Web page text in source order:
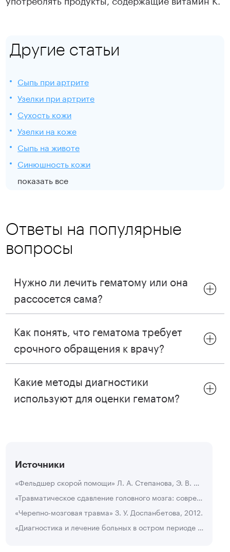
Другие статьи
Сыпь при артрите
Узелки при артрите
Сухость кожи
Узелки на коже
Сыпь на животе
Синюшность кожи
показать все
Ответы на популярные
вопросы
Нужно ли лечить гематому или она
рассосется сама?
Как понять, что гематома требует
срочного обращения к врачу?
Какие методы диагностики
используют для оценки гематом?
Источники
«Фельдшер скорой помощи» Л. А. Степанова, Э. В. Смолева, К. К. Шелехов, 2003.
«Травматическое сдавление головного мозга: современные аспекты проблемы, тактика лечения» А. П. Фраерман, 2011.
«Черепно-мозговая травма» З. У. Доспанбетова, 2012.
«Диагностика и лечение больных в остром периоде тяжелой черепно-мозговой травмы» А. Ы. Муратов, К. Б. Ырысов, К. А. Азимбаев, 2014.